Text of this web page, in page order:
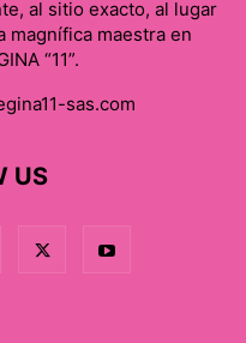
al sitio exacto, al lugar
magnífica maestra en
“11”.
sas.com
US